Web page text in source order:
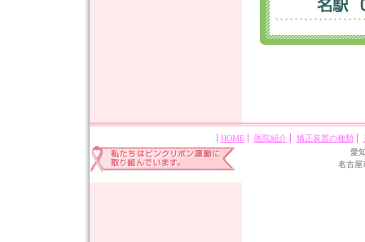
HOME 医院紹介 矯正装置の種類
愛
名古屋